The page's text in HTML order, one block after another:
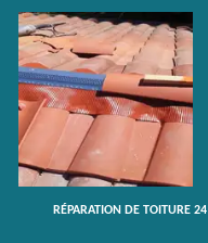
RÉPARATION DE TOITURE 24